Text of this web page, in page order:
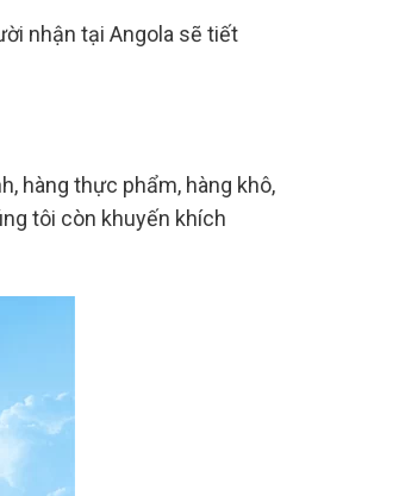
nhận tại Angola sẽ tiết
hàng thực phẩm, hàng khô,
tôi còn khuyến khích